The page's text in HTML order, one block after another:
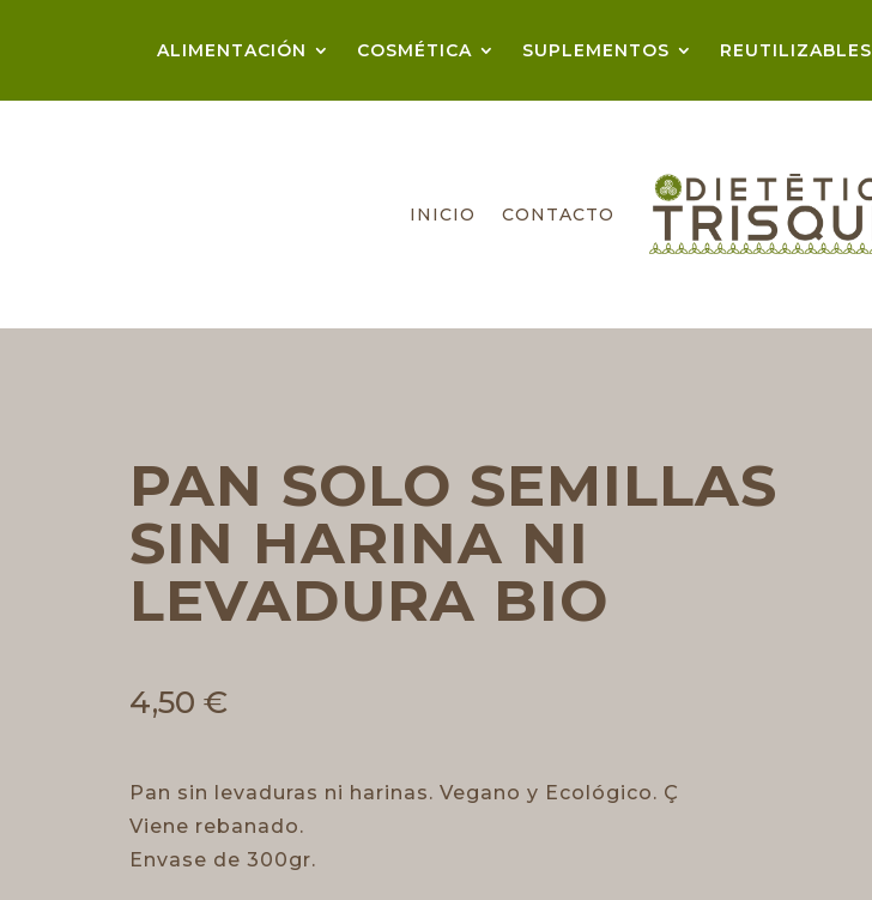
ALIMENTACIÓN COSMÉTICA SUPLEMENTOS REUTILIZABLES
INICIO CONTACTO
PAN SOLO SEMILLAS
SIN HARINA NI
LEVADURA BIO
4,50 €
Pan sin levaduras ni harinas. Vegano y Ecológico. Ç
Viene rebanado.
Envase de 300gr.